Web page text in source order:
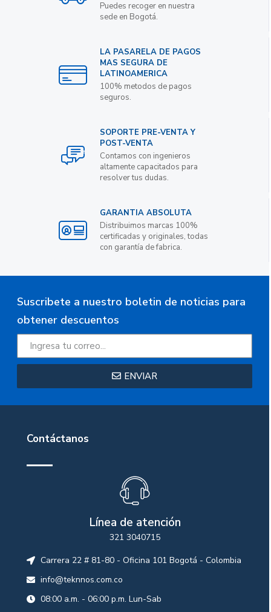
Puedes recoger en nuestra
sede en Bogotá.
LA PASARELA DE PAGOS
MAS SEGURA DE
LATINOAMERICA
100% metodos de pagos
seguros.
SOPORTE PRE-VENTA Y
POST-VENTA
Contamos con ingenieros
altamente capacitados para
resolver tus dudas.
GARANTIA ABSOLUTA
Distribuimos marcas 100%
certificadas y originales, todas
con garantía de fabrica.
Suscribete a nuestro boletin de noticias para
obtener descuentos
ENVIAR
Contáctanos
Línea de atención
321 3040715
Carrera 22 # 81-80 - Oficina 101 Bogotá - Colombia
info@teknnos.com.co
08:00 a.m. - 06:00 p.m. Lun-Sab